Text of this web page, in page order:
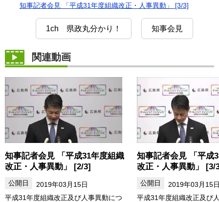
知事記者会見 「平成31年度組織改正・人事異動」 [3/3]
1ch 県政丸分かり！ 知事会見
関連動画
知事記者会見 「平成31年度組織
改正・人事異動」 [2/3]
2019年03月15日
平成31年度組織改正及び人事異動につ
知事記者会見 「平成
改正・人事異動」 [3/
2019年03月15
平成31年度組織改正及び